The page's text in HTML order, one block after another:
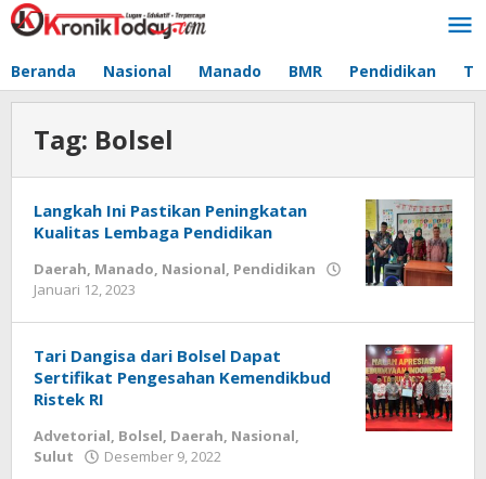
Lewati
ke
Beranda Nasional Manado BMR Pendidikan
Tag: Bolsel
Langkah Ini Pastikan Peningkatan
Kualitas Lembaga Pendidikan
Daerah, Manado, Nasional, Pendidikan
Januari 12, 2023
Tari Dangisa dari Bolsel Dapat
Sertifikat Pengesahan Kemendikbud
Ristek RI
Advetorial, Bolsel, Daerah, Nasional,
Sulut
Desember 9, 2022